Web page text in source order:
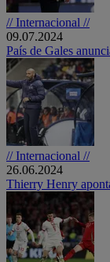
// Internacional //
09.07.2024
País de Gales
// Internacional //
26.06.2024
Thierry Henry